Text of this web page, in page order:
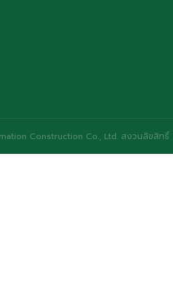
Construction Co., Ltd. สงวนลิขสิทธิ์